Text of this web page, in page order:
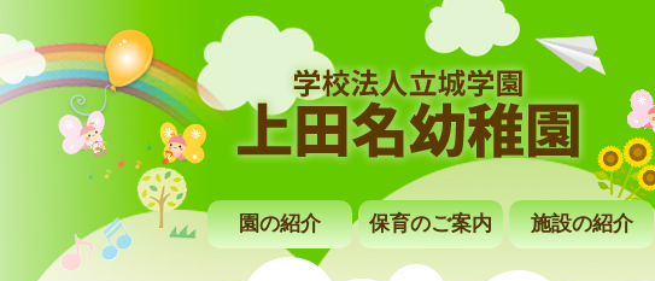
園の紹介 保育のご案内 施設の紹介